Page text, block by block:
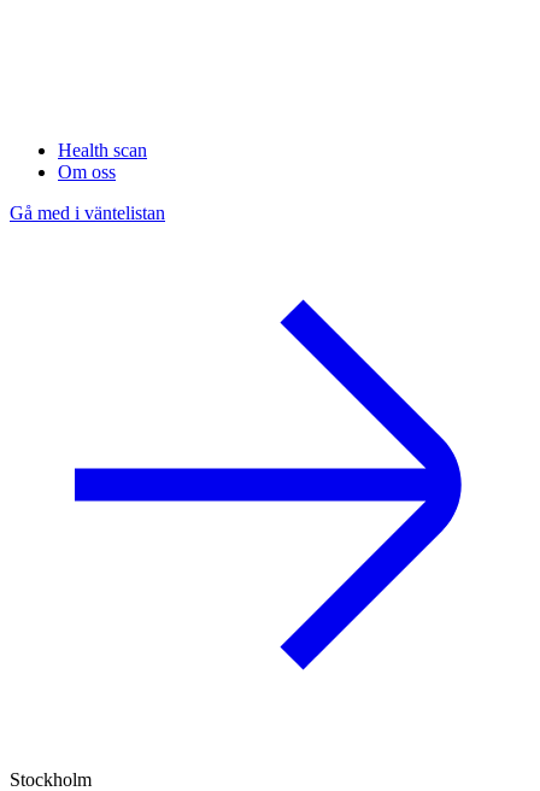
Health scan
Om oss
Gå med i väntelistan
Stockholm